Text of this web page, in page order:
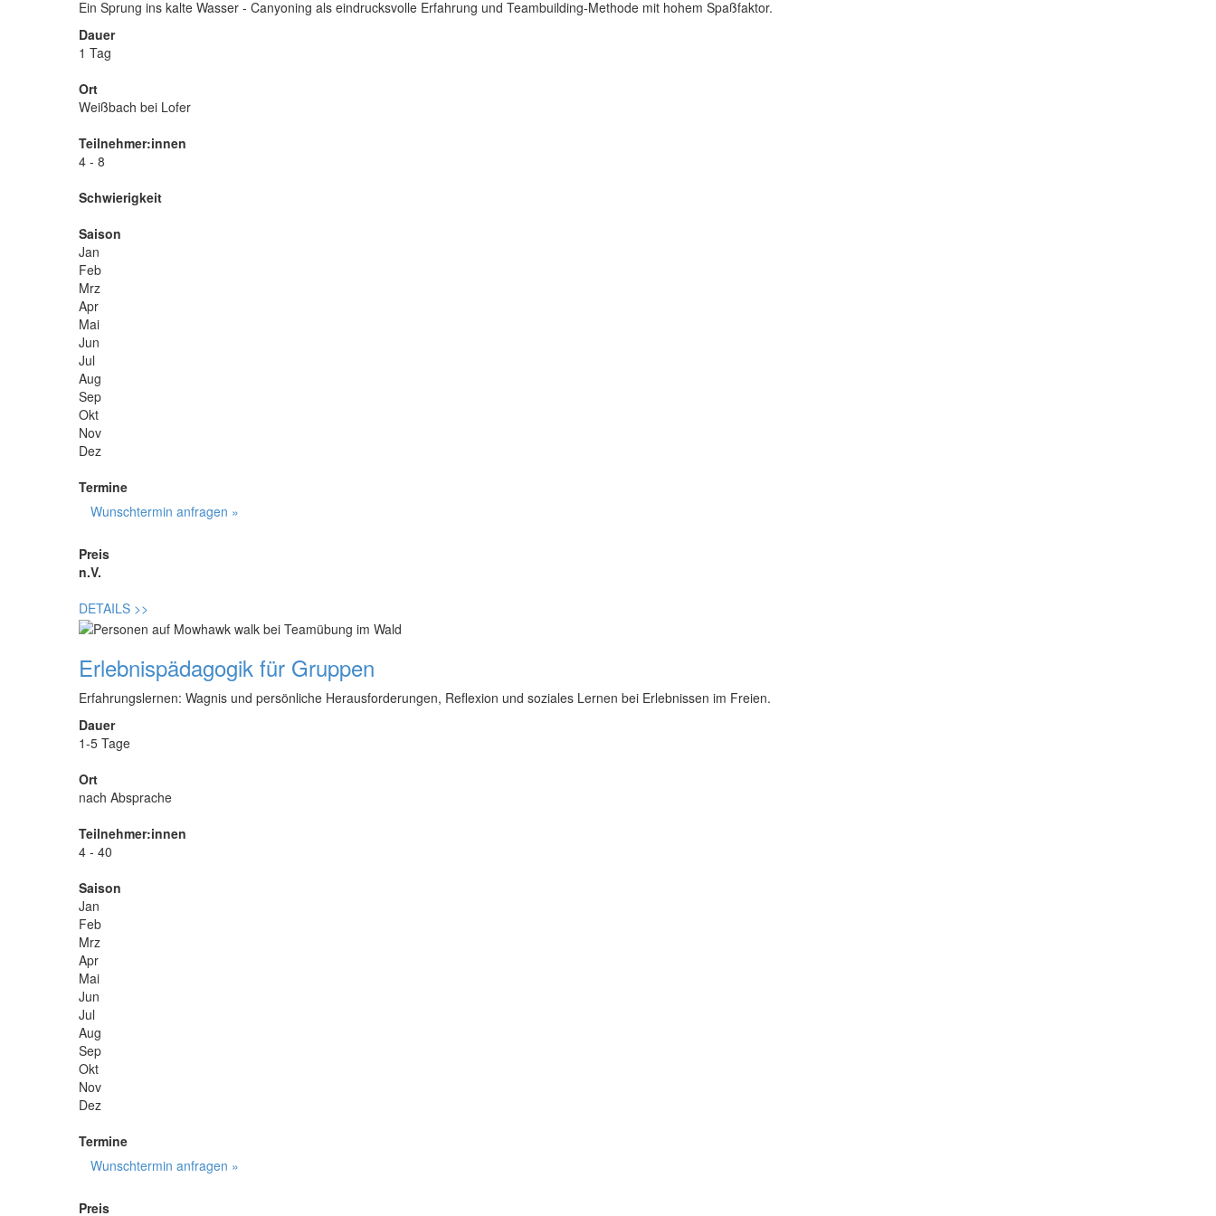
Ein Sprung ins kalte Wasser - Canyoning als eindrucksvolle Erfahrung und Teambuilding-Methode mit hohem Spaßfaktor.
Dauer
1 Tag
Ort
Weißbach bei Lofer
Teilnehmer:innen
4 - 8
Schwierigkeit
Saison
Jan
Feb
Mrz
Apr
Mai
Jun
Jul
Aug
Sep
Okt
Nov
Dez
Termine
Wunschtermin anfragen »
Preis
n.V.
DETAILS >>
Erlebnispädagogik für Gruppen
Erfahrungslernen: Wagnis und persönliche Herausforderungen, Reflexion und soziales Lernen bei Erlebnissen im Freien.
Dauer
1-5 Tage
Ort
nach Absprache
Teilnehmer:innen
4 - 40
Saison
Jan
Feb
Mrz
Apr
Mai
Jun
Jul
Aug
Sep
Okt
Nov
Dez
Termine
Wunschtermin anfragen »
Preis